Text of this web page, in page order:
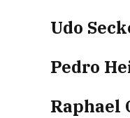
Udo
Pedro
Raphael